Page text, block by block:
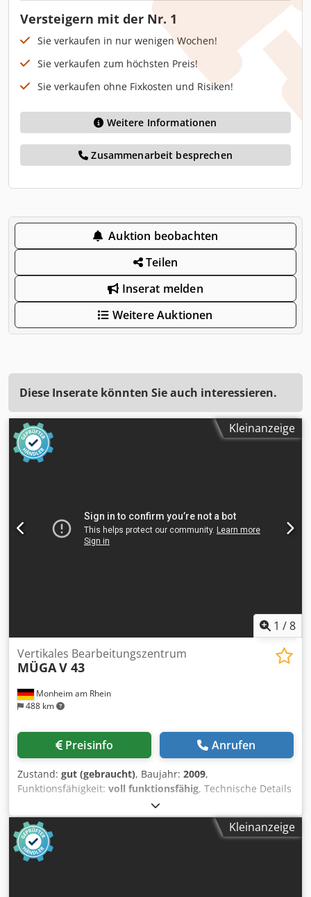
Versteigern mit der Nr. 1
Sie verkaufen in nur wenigen Wochen!
Sie verkaufen zum höchsten Preis!
Sie verkaufen ohne Fixkosten und Risiken!
Weitere Informationen
Zusammenarbeit besprechen
Auktion beobachten
Teilen
Inserat melden
Weitere Auktionen
Diese Inserate könnten Sie auch interessieren.
Kleinanzeige
1 /8
Monheim am Rhein
488 km
Vertikales Bearbeitungszentrum
MÜGAV 43
Preisinfo Anrufen
Zustand: gut (gebraucht), Baujahr: 2009,
Funktionsfähigkeit: voll funktionsfähig, Technische Details
x-Weg 1100 mm y-Weg 600 mm z-Weg 510 mm Tischgröße
1300 x 600 mm Tischbelastung 1,0 t Werkzeugaufnahme
ISO 40 DIN 69871A Spindeldrehzahlen 60 - 12000 U/min
Eilgang 32 m/min Antriebsleistung 10 / 17 kW Anzahl der
Werkzeuge im Magazin 32 Stück Werkzeuglänge - max. 300
Kleinanzeige